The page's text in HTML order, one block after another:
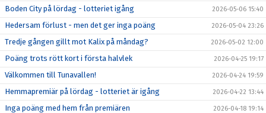
Boden City på lördag - lotteriet igång 2026-05-06 15:40
Hedersam förlust - men det ger inga poäng 2026-05-04 23:26
Tredje gången gillt mot Kalix på måndag? 2026-05-02 12:00
Poäng trots rött kort i första halvlek 2026-04-25 19:17
Välkommen till Tunavallen! 2026-04-24 19:59
Hemmapremiär på lördag - lotteriet är igång 2026-04-22 13:44
Inga poäng med hem från premiären 2026-04-18 19:14